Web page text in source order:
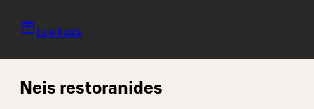
Lue lisää
Neis restoranides